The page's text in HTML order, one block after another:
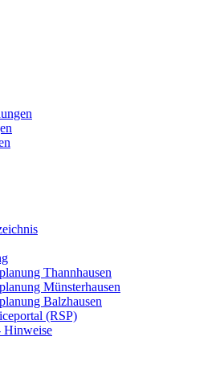
Thannhausen
Münsterhausen
Balzhausen
(RSP)
Hinweise